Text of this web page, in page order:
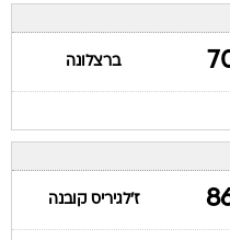
ברצלונה
ז'לגיריס קובנה